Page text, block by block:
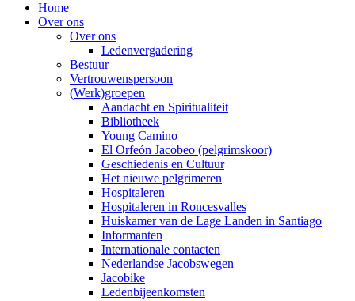
Home
Over ons
Over ons
Ledenvergadering
Bestuur
Vertrouwenspersoon
(Werk)groepen
Aandacht en Spiritualiteit
Bibliotheek
Young Camino
El Orfeón Jacobeo (pelgrimskoor)
Geschiedenis en Cultuur
Het nieuwe pelgrimeren
Hospitaleren
Hospitaleren in Roncesvalles
Huiskamer van de Lage Landen in Santiago
Informanten
Internationale contacten
Nederlandse Jacobswegen
Jacobike
Ledenbijeenkomsten